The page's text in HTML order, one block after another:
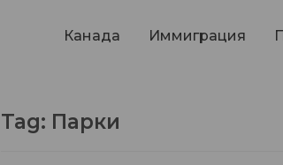
Канада Иммиграция
Tag: Парки